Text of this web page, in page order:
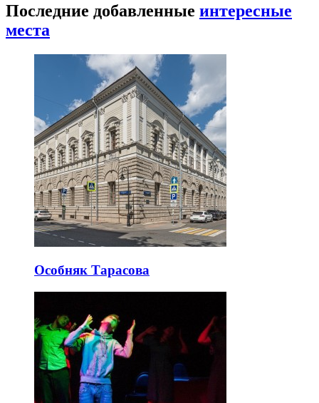
Последние добавленные интересные
места
Особняк Тарасова